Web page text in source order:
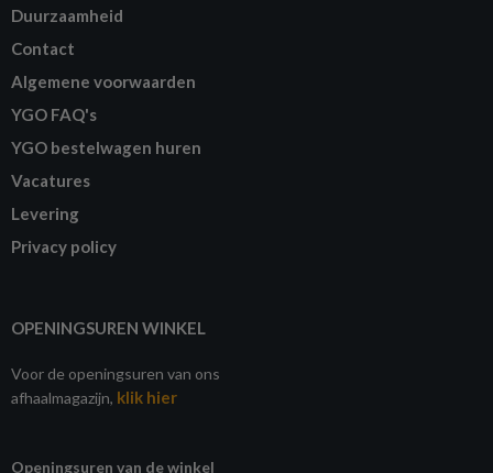
Duurzaamheid
Contact
Algemene voorwaarden
YGO FAQ's
YGO bestelwagen huren
Vacatures
Levering
Privacy policy
OPENINGSUREN WINKEL
Voor de openingsuren van ons
afhaalmagazijn, klik hier
Openingsuren van de winkel